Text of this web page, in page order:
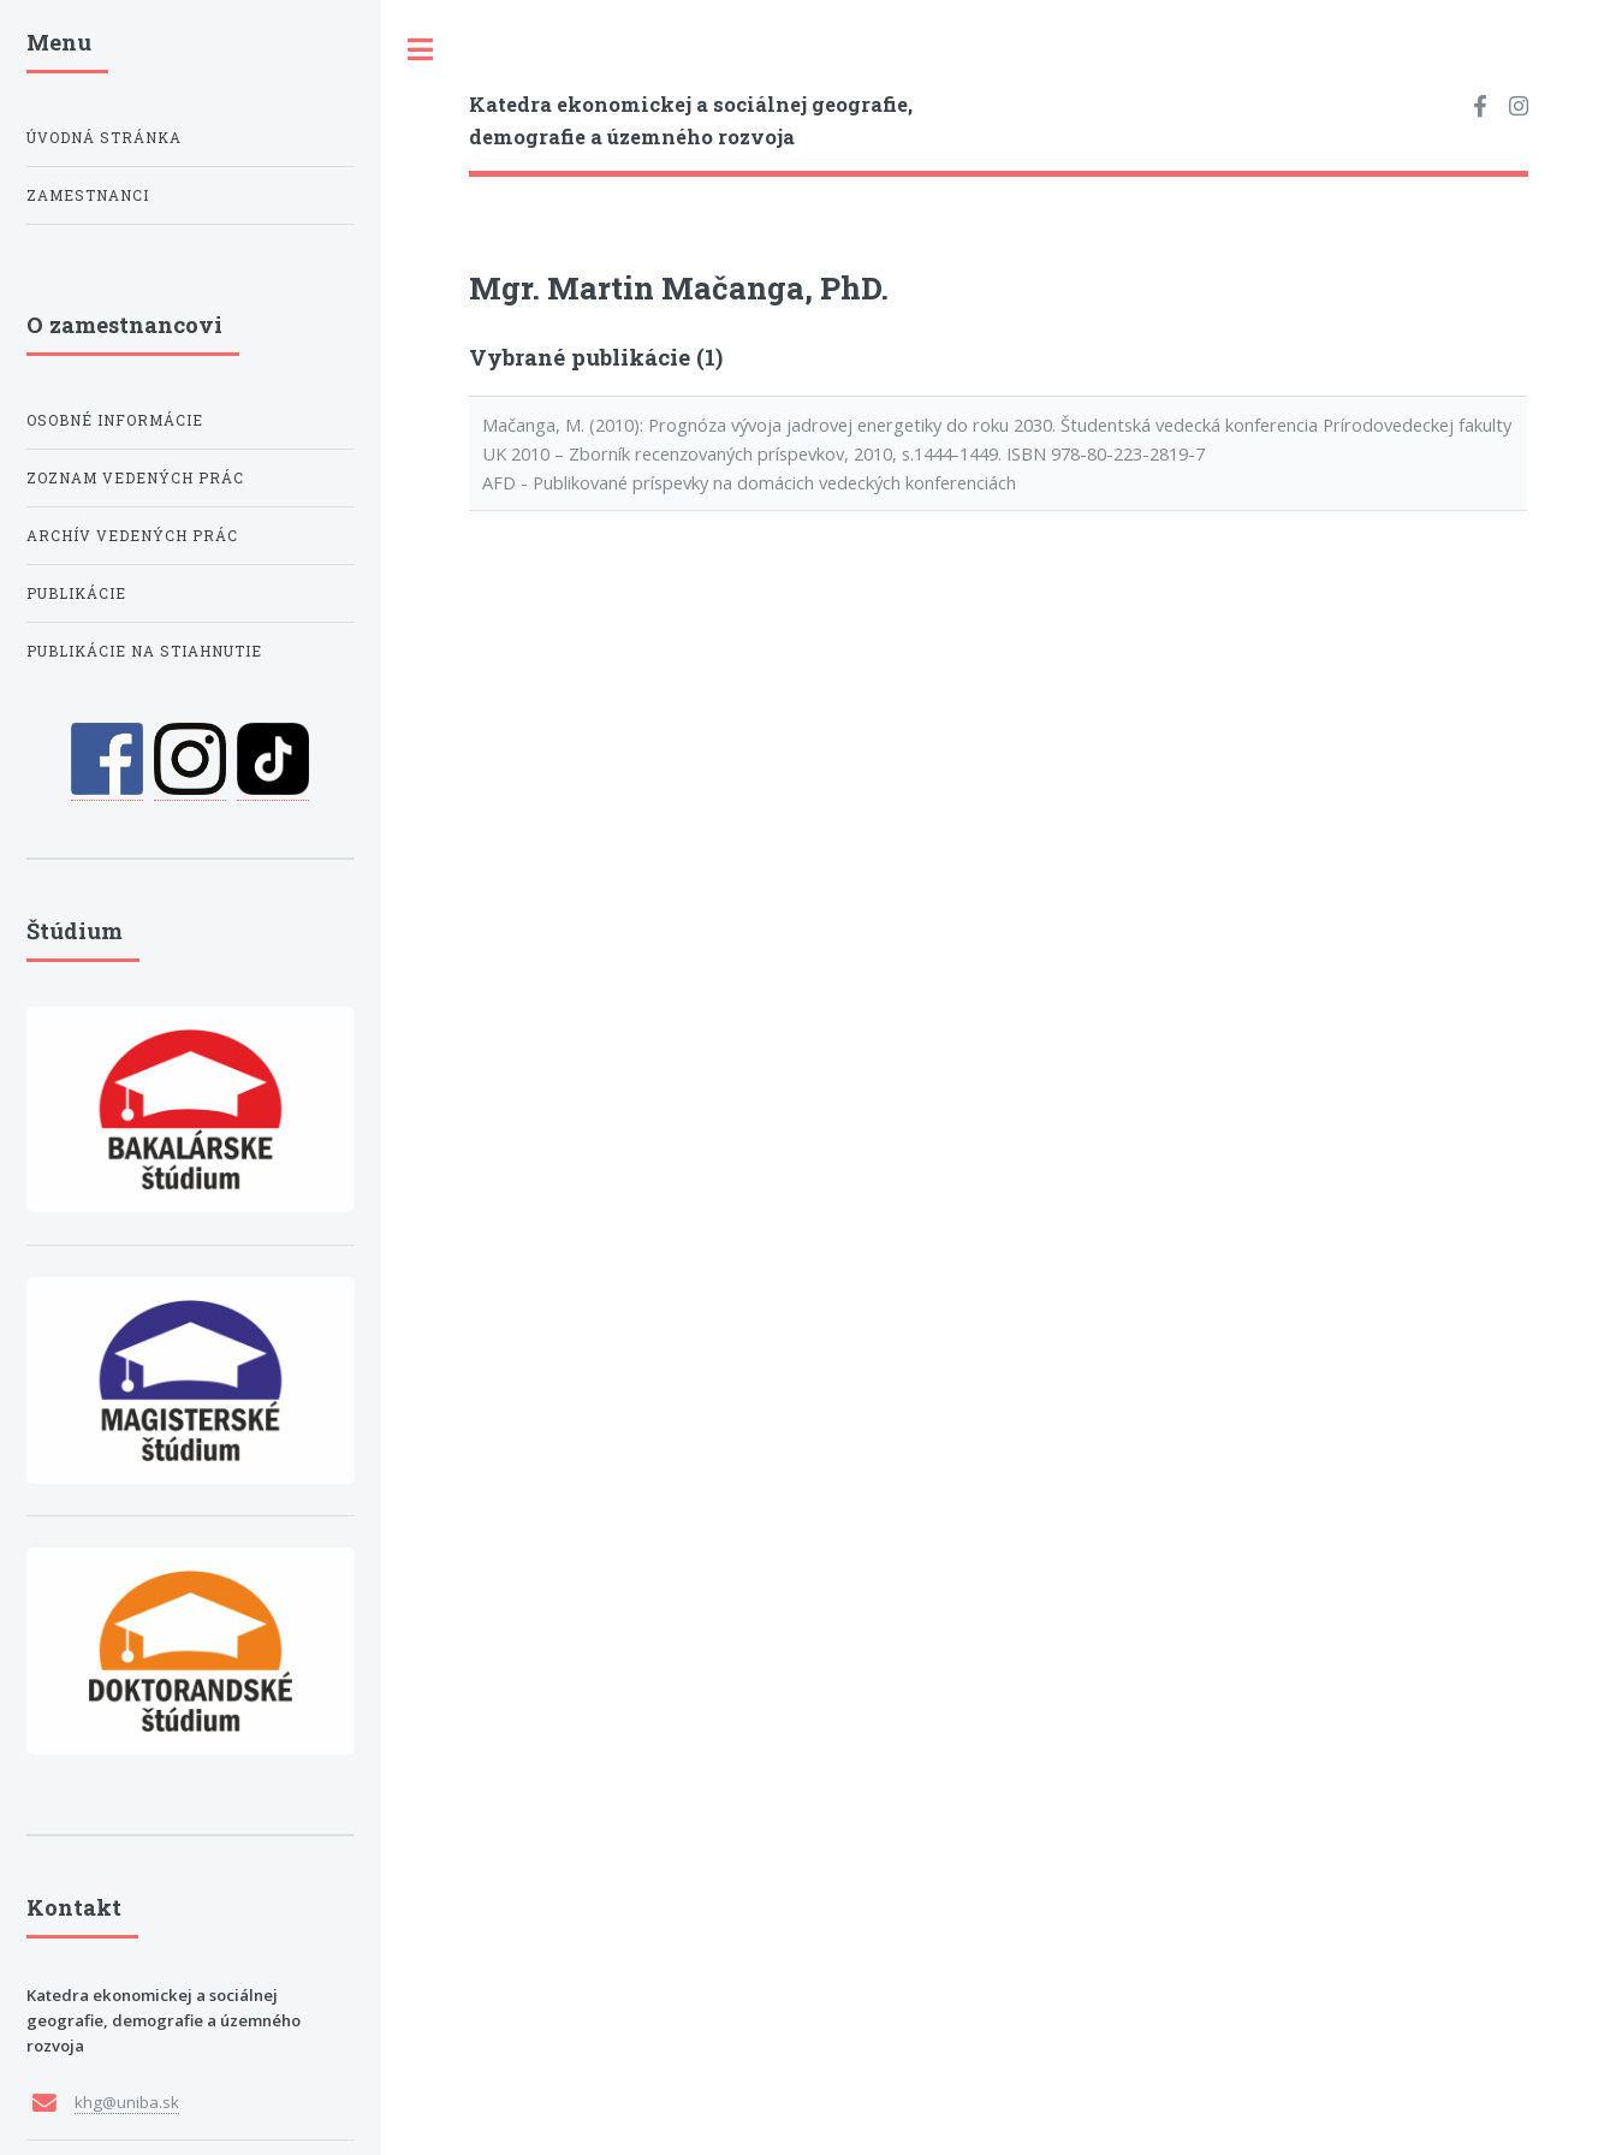
Katedra ekonomickej a sociálnej geografie,
demografie a územného rozvoja
Mgr. Martin Mačanga, PhD.
Vybrané publikácie (1)
Mačanga, M. (2010): Prognóza vývoja jadrovej energetiky do roku 2030. Študentská vedecká konferencia Prírodovedeckej fakulty
UK 2010 – Zborník recenzovaných príspevkov, 2010, s.1444-1449. ISBN 978-80-223-2819-7
AFD - Publikované príspevky na domácich vedeckých konferenciách
Menu
ÚVODNÁ STRÁNKA
ZAMESTNANCI
O zamestnancovi
OSOBNÉ INFORMÁCIE
ZOZNAM VEDENÝCH PRÁC
ARCHÍV VEDENÝCH PRÁC
PUBLIKÁCIE
PUBLIKÁCIE NA STIAHNUTIE
Štúdium
Kontakt
Katedra ekonomickej a sociálnej
geografie, demografie a územného
rozvoja
khg@uniba.sk